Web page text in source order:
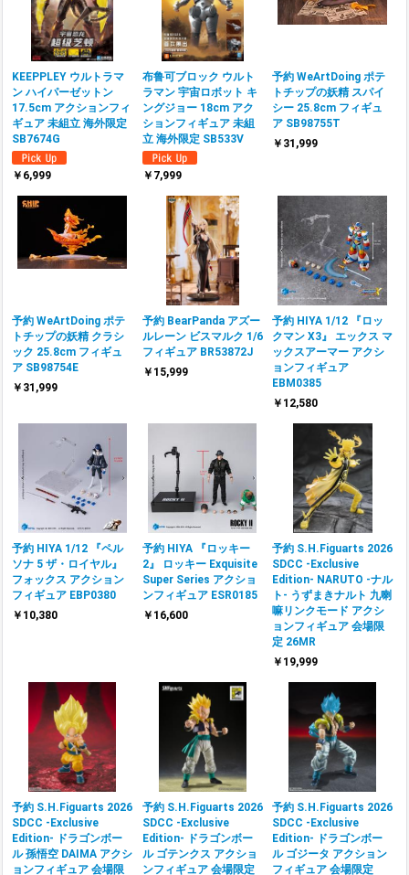
KEEPPLEY ウルトラマ
ン ハイパーゼットン
17.5cm アクションフィ
ギュア 未組立 海外限定
SB7674G
￥6,999
布鲁可ブロック ウルト
ラマン 宇宙ロボット キ
ングジョー 18cm アク
ションフィギュア 未組
立 海外限定 SB533V
￥7,999
予約 WeArtDoing ポテ
トチップの妖精 スパイ
シー 25.8cm フィギュ
ア SB98755T
￥31,999
予約 WeArtDoing ポテ
トチップの妖精 クラシ
ック 25.8cm フィギュ
ア SB98754E
￥31,999
予約 BearPanda アズー
ルレーン ビスマルク 1/6
フィギュア BR53872J
￥15,999
予約 HIYA 1/12 『ロッ
クマン X3』 エックス マ
ックスアーマー アクシ
ョンフィギュア
EBM0385
￥12,580
予約 HIYA 1/12 『ペル
ソナ 5 ザ・ロイヤル』
フォックス アクション
フィギュア EBP0380
￥10,380
予約 HIYA 『ロッキー
2』 ロッキー Exquisite
Super Series アクショ
ンフィギュア ESR0185
￥16,600
予約 S.H.Figuarts 2026
SDCC -Exclusive
Edition- NARUTO -ナル
ト- うずまきナルト 九喇
嘛リンクモード アクシ
ョンフィギュア 会場限
定 26MR
￥19,999
予約 S.H.Figuarts 2026
SDCC -Exclusive
Edition- ドラゴンボー
ル 孫悟空 DAIMA アクシ
ョンフィギュア 会場限
予約 S.H.Figuarts 2026
SDCC -Exclusive
Edition- ドラゴンボー
ル ゴテンクス アクショ
ンフィギュア 会場限定
予約 S.H.Figuarts 2026
SDCC -Exclusive
Edition- ドラゴンボー
ル ゴジータ アクション
フィギュア 会場限定